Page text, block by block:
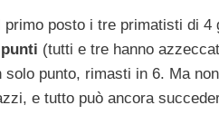
primo posto i tre primatisti di 4
(tutti e tre hanno
solo punto, rimasti in 6. Ma
e tutto può ancora